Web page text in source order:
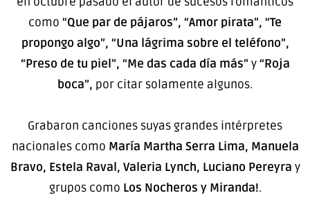
como “Que par de pájaros”, “Amor pirata”, “Te
propongo algo”, “Una lágrima sobre el teléfono”,
“Preso de tu piel”, “Me das cada día más” y“Roja
boca”, por citar solamente algunos.
Grabaron canciones suyas grandes intérpretes
nacionales como María Martha Serra Lima, Manuela
Bravo, Estela Raval, Valeria Lynch, Luciano Pereyra y
grupos como Los Nocheros y Miranda!.